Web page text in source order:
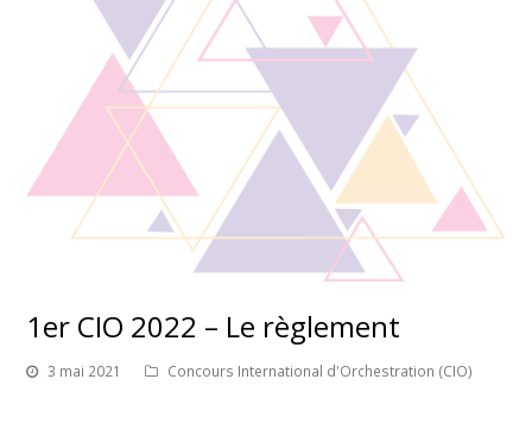
1er CIO 2022 – Le règlement
3 mai 2021 Concours International d'Orchestration (CIO)